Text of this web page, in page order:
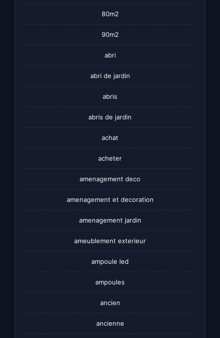
80m2
90m2
abri
abri de jardin
abris
abris de jardin
achat
acheter
amenagement deco
amenagement et decoration
amenagement jardin
ameublement exterieur
ampoule led
ampoules
ancien
ancienne